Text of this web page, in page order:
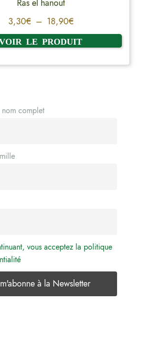
Ras el hanout
3,30€ – 18,90€
complet
vous acceptez la politique